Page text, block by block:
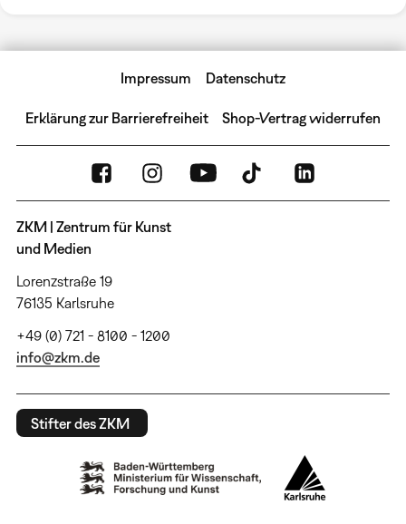
Impressum Datenschutz
Erklärung zur Barrierefreiheit Shop-Vertrag widerrufen
ZKM | Zentrum für Kunst
und Medien
Lorenzstraße 19
76135 Karlsruhe
+49 (0) 721 - 8100 - 1200
info@zkm.de
Stifter des ZKM